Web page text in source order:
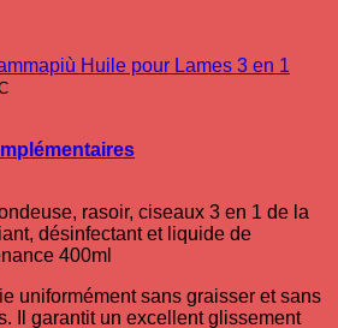
Huile pour Lames 3 en 1
rasoir, ciseaux 3 en 1 de la
désinfectant et liquide de
400ml
uniformément sans graisser et sans
Il garantit un excellent glissement